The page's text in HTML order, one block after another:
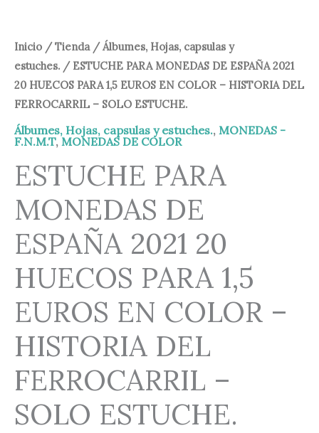
Inicio /Tienda/Álbumes, Hojas, capsulas y
estuches. / ESTUCHE PARA MONEDAS DE ESPAÑA 2021
20 HUECOS PARA 1,5 EUROS EN COLOR – HISTORIA DEL
FERROCARRIL – SOLO ESTUCHE.
Álbumes, Hojas, capsulas y estuches., MONEDAS -
F.N.M.T,MONEDAS DE COLOR
ESTUCHE PARA
MONEDAS DE
ESPAÑA 2021 20
HUECOS PARA 1,5
EUROS EN COLOR –
HISTORIA DEL
FERROCARRIL –
SOLO ESTUCHE.